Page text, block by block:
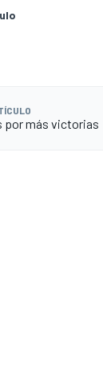
por más victorias